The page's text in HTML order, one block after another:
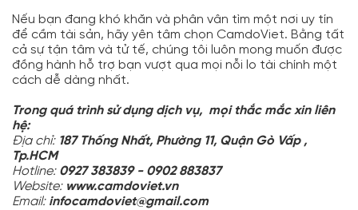
Nếu bạn đang khó khăn và phân vân tìm một nơi uy tín
để cầm tài sản, hãy yên tâm chọn CamdoViet. Bằng tất
cả sự tận tâm và tử tế, chúng tôi luôn mong muốn được
đồng hành hỗ trợ bạn vượt qua mọi nỗi lo tài chính một
cách dễ dàng nhất.
Trong quá trình sử dụng dịch vụ, mọi thắc mắc xin liên
hệ:
Địa chỉ: 187 Thống Nhất, Phường 11, Quận Gò Vấp ,
Tp.HCM
Hotline:0927 383839 - 0902 883837
Website: www.camdoviet.vn
Email:infocamdoviet@gmail.com